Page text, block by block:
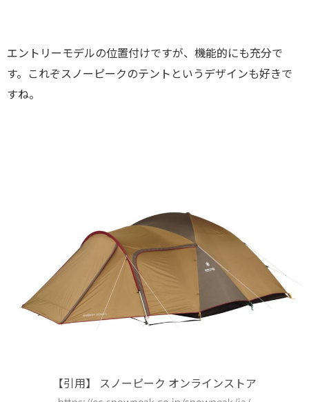
エントリーモデルの位置付けですが、機能的にも充分で
す。これぞスノーピークのテントというデザインも好きで
すね。
【引用】 スノーピーク オンラインストア